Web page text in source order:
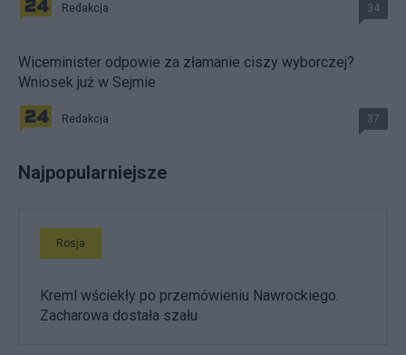
Redakcja 34
Wiceminister odpowie za złamanie ciszy wyborczej?
Wniosek już w Sejmie
Redakcja 37
Najpopularniejsze
Rosja
Kreml wściekły po przemówieniu Nawrockiego.
Zacharowa dostała szału